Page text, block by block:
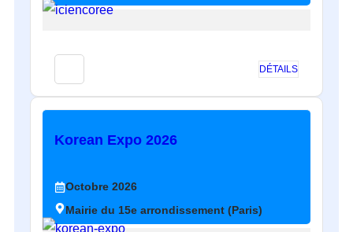
DÉTAILS
Korean Expo 2026
Octobre 2026
Mairie du 15e arrondissement (Paris)